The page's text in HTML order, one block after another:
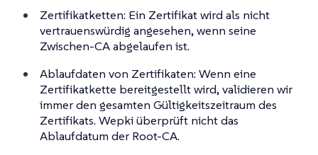
Zertifikatketten: Ein Zertifikat wird als nicht
vertrauenswürdig angesehen, wenn seine
Zwischen-CA abgelaufen ist.
Ablaufdaten von Zertifikaten: Wenn eine
Zertifikatkette bereitgestellt wird, validieren wir
immer den gesamten Gültigkeitszeitraum des
Zertifikats. Wepki überprüft nicht das
Ablaufdatum der Root-CA.